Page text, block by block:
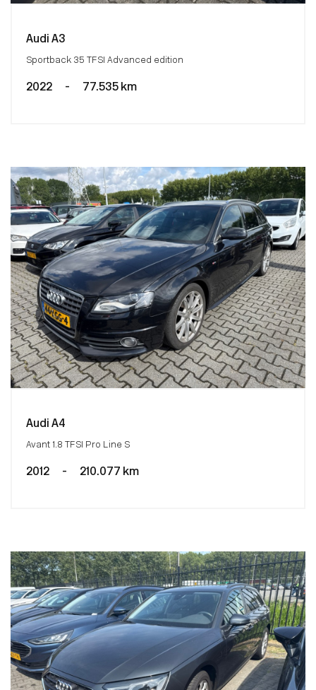
Audi A3
Sportback 35 TFSI Advanced edition
2022 - 77.535 km
Audi A4
Avant 1.8 TFSI Pro Line S
2012 - 210.077 km